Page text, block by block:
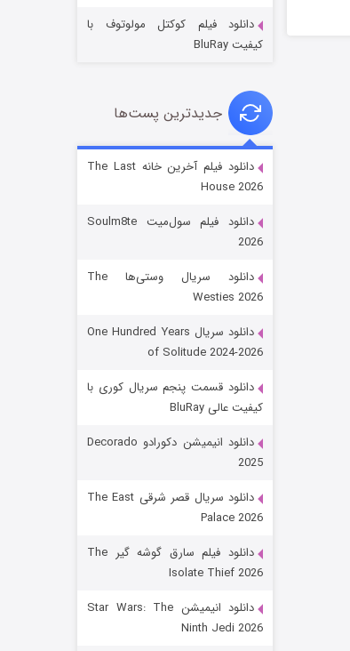
قسمت
باب اسفنجی فصل ۱۷
قسمت
دانلود فیلم کوکتل مولوتوف با
کیفیت BluRay
جدیدترین پست‌ها
دانلود فیلم آخرین خانه The Last
House 2026
دانلود فیلم سول‌میت Soulm8te
2026
دانلود سریال وستی‌ها The
Westies 2026
دانلود سریال One Hundred Years
of Solitude 2024-2026
دانلود قسمت پنجم سریال کوری با
کیفیت عالی BluRay
دانلود انیمیشن دکورادو Decorado
2025
دانلود سریال قصر شرقی The East
Palace 2026
دانلود فیلم سارق گوشه گیر The
Isolate Thief 2026
دانلود انیمیشن Star Wars: The
Ninth Jedi 2026